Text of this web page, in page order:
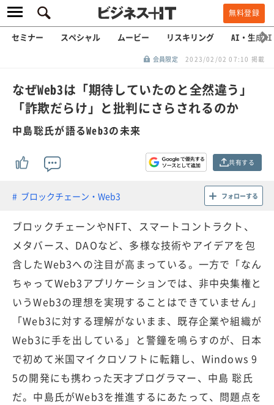
無料登録
セミナー スペシャル ムービー リスキリング AI・生成AI
会員限定 2023/02/02 07:10 掲載
なぜWeb3は「期待していたのと全然違う」
「詐欺だらけ」と批判にさらされるのか
中島聡氏が語るWeb3の未来
共有する
ブロックチェーン・Web3 フォローする
ブロックチェーンやNFT、スマートコントラクト、
メタバース、DAOなど、多様な技術やアイデアを包
含したWeb3への注目が高まっている。一方で「なん
ちゃってWeb3アプリケーションでは、非中央集権と
いうWeb3の理想を実現することはできていません」
「Web3に対する理解がないまま、既存企業や組織が
Web3に手を出している」と警鐘を鳴らすのが、日本
で初めて米国マイクロソフトに転籍し、Windows 9
5の開発にも携わった天才プログラマー、中島 聡氏
だ。中島氏がWeb3を推進するにあたって、問題点を